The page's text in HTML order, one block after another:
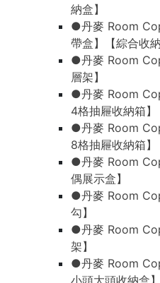
納盒】
●丹麥 Room
帶盒】【綜合收納
●丹麥 Room
層架】
●丹麥 Room
4格抽屜收納箱】
●丹麥 Room
8格抽屜收納箱】
●丹麥 Room
偶展示盒】
●丹麥 Room
勾】
●丹麥 Room
架】
●丹麥 Room
小頭大頭收納盒】